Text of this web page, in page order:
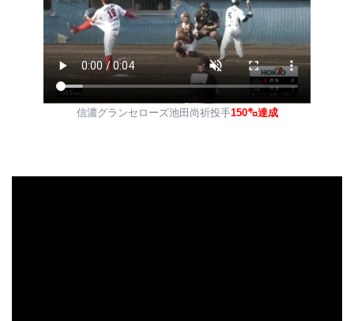
信濃グランセローズ池田尚祈投手150㌔達成